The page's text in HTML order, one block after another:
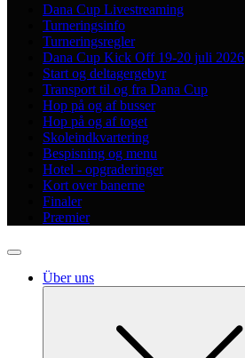
Dana Cup Livestreaming
Turneringsinfo
Turneringsregler
Dana Cup Kick Off 19-20 juli 2026
Start og deltagergebyr
Transport til og fra Dana Cup
Hop på og af busser
Hop på og af toget
Skoleindkvartering
Bespisning og menu
Hotel - opgraderinger
Kort over banerne
Finaler
Præmier
Über uns